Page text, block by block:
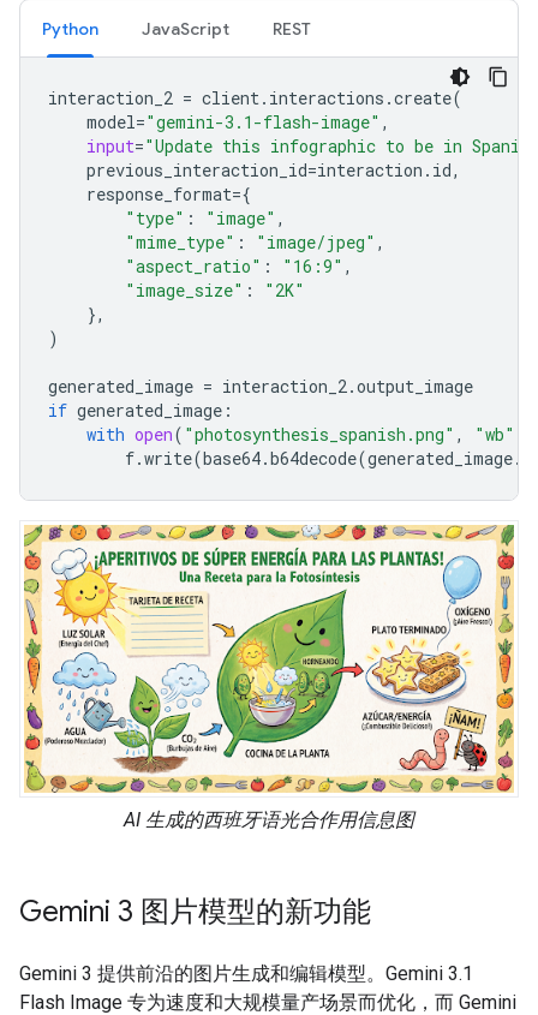
Python JavaScript REST
interaction_2 = client. interactions .create(
model="gemini-3.1-flash-image" ,
input="Update this infographic to be in
previous_interaction_id=interaction . id,
response_format={
"type" : "image" ,
"mime_type" : "image/jpeg" ,
"aspect_ratio" : "16:9" ,
"image_size" :
"2K"
},
)
generated_image = interaction_2.output_image
if generated_image :
with open( "photosynthesis_spanish.png" , "wb"
f.write(base64.b64decode(generated_image.
AI 生成的西班牙语光合作用信息图
Gemini 3 图片模型的新功能
Gemini 3 提供前沿的图片生成和编辑模型。Gemini 3.1
Flash Image 专为速度和大规模量产场景而优化，而 Gemini